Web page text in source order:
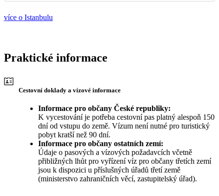
více o Istanbulu
Praktické informace
Cestovní doklady a vízové informace
Informace pro občany České republiky:
K vycestování je potřeba cestovní pas platný alespoň 150
dní od vstupu do země. Vízum není nutné pro turistický
pobyt kratší než 90 dní.
Informace pro občany ostatních zemí:
Údaje o pasových a vízových požadavcích včetně
přibližných lhůt pro vyřízení víz pro občany třetích zemí
jsou k dispozici u příslušných úřadů třetí země
(ministerstvo zahraničních věcí, zastupitelský úřad).